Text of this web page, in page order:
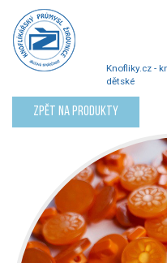
Knofliky.cz -
dětské
Zpět na produkty